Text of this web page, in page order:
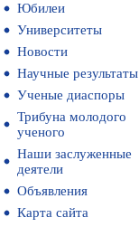
Юбилеи
Университеты
Новости
Научные результаты
Ученые диаспоры
Трибуна молодого
ученого
Наши заслуженные
деятели
Объявления
Карта сайта